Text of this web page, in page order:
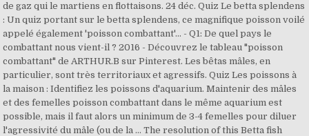
de gaz qui le martiens en flottaisons. 24 déc. Quiz Le betta splendens
: Un quiz portant sur le betta splendens, ce magnifique poisson voilé
appelé également 'poisson combattant'... - Q1: De quel pays le
combattant nous vient-il ? 2016 - Découvrez le tableau "poisson
combattant" de ARTHUR.B sur Pinterest. Les bêtas mâles, en
particulier, sont très territoriaux et agressifs. Quiz Les poissons à
la maison : Identifiez les poissons d'aquarium. Maintenir des mâles
et des femelles poisson combattant dans le même aquarium est
possible, mais il faut alors un minimum de 3-4 femelles pour diluer
l'agressivité du mâle (ou de la … The resolution of this Betta fish